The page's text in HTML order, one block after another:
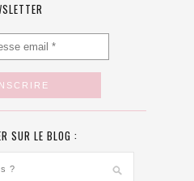
SUR LE BLOG :